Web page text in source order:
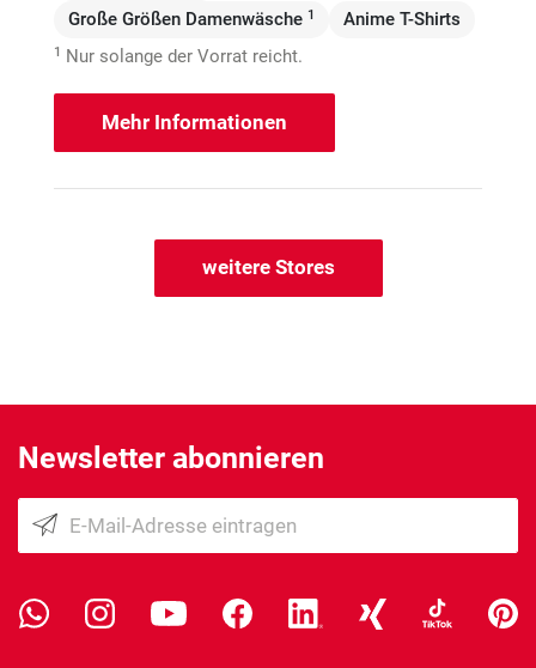
Große Größen Damenwäsche 1 Anime T-Shirts
1 Nur solange der Vorrat reicht.
Mehr Informationen
weitere Stores
Newsletter abonnieren